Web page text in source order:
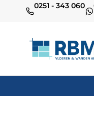
0251 - 343 060